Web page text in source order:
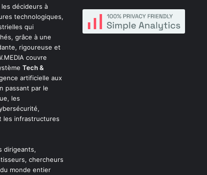
décideurs à
technologiques,
qui
grâce à une
rigoureuse et
couvre
Tech &
artificielle aux
passant par le
les
les infrastructures
dirigeants,
chercheurs
monde entier